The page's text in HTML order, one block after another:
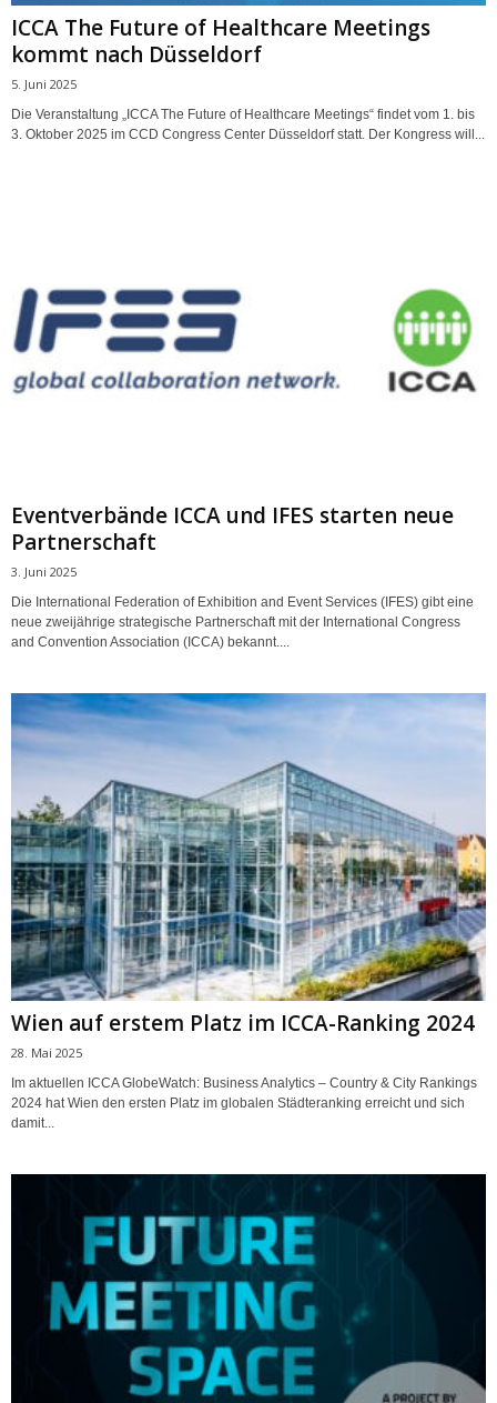
ICCA The Future of Healthcare Meetings
kommt nach Düsseldorf
5. Juni 2025
Die Veranstaltung „ICCA The Future of Healthcare Meetings“ findet vom 1. bis
3. Oktober 2025 im CCD Congress Center Düsseldorf statt. Der Kongress will...
Eventverbände ICCA und IFES starten neue
Partnerschaft
3. Juni 2025
Die International Federation of Exhibition and Event Services (IFES) gibt eine
neue zweijährige strategische Partnerschaft mit der International Congress
and Convention Association (ICCA) bekannt....
Wien auf erstem Platz im ICCA-Ranking 2024
28. Mai 2025
Im aktuellen ICCA GlobeWatch: Business Analytics – Country & City Rankings
2024 hat Wien den ersten Platz im globalen Städteranking erreicht und sich
damit...